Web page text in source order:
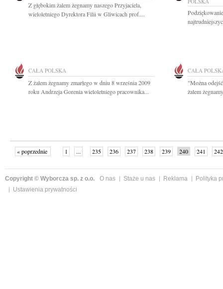
Z głębokim żalem żegnamy naszego Przyjaciela,
wieloletniego Dyrektora Filii w Gliwicach prof....
CAŁA POLSKA
Z żalem żegnamy zmarłego w dniu 8 września 2009
roku Andrzeja Gorenia wieloletniego pracownika...
CAŁA
"Można
żalem
« poprzednie 1 ... 235 236 237 238 239 240 241
242
Copyright © Wyborcza sp. z o.o. O nas Staże u nas Reklama
Polityka
Ustawienia prywatności